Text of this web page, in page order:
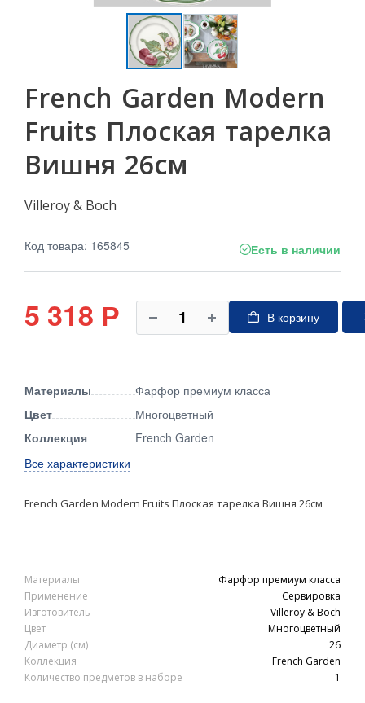
French Garden Modern
Fruits Плоская тарелка
Вишня 26см
Villeroy & Boch
Код товара: 165845 Есть в наличии
5 318 Р В корзину
Материалы
Фарфор премиум класса
Цвет
Многоцветный
Коллекция
French Garden
Все характеристики
French Garden Modern Fruits Плоская тарелка Вишня 26см
Материалы
Фарфор премиум класса
Применение
Сервировка
Изготовитель
Villeroy & Boch
Цвет
Многоцветный
Диаметр (см)
26
Коллекция
French Garden
Количество предметов в наборе
1